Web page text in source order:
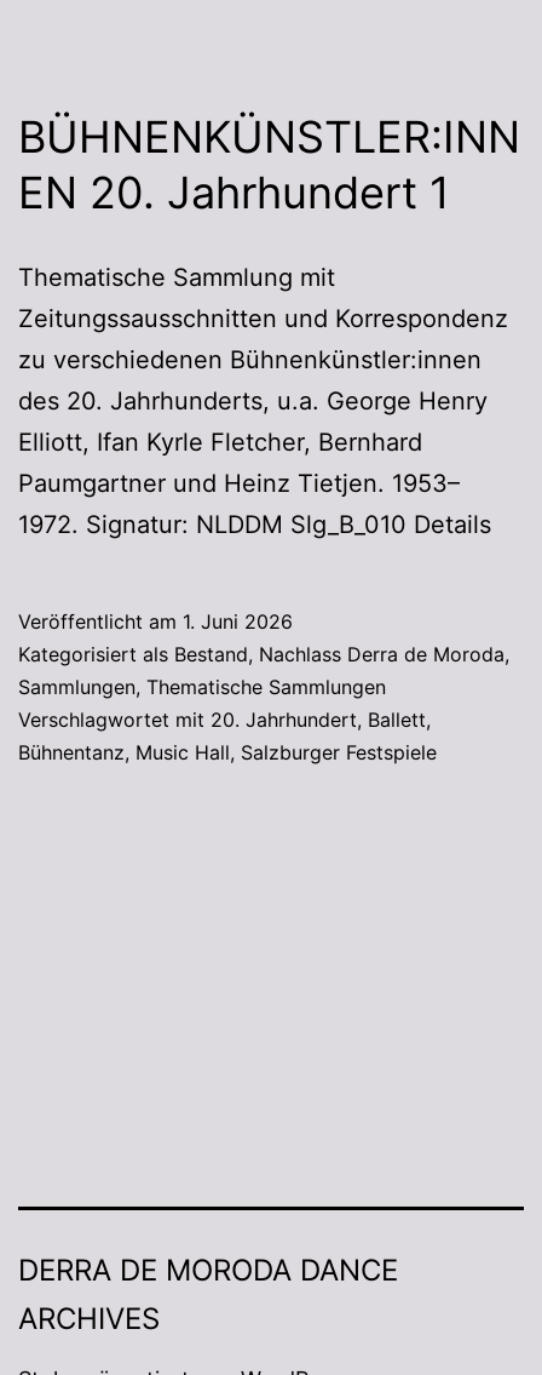
BÜHNENKÜNSTLER:INN
EN 20. Jahrhundert 1
Thematische Sammlung mit
Zeitungssausschnitten und Korrespondenz
zu verschiedenen Bühnenkünstler:innen
des 20. Jahrhunderts, u.a. George Henry
Elliott, Ifan Kyrle Fletcher, Bernhard
Paumgartner und Heinz Tietjen. 1953–
1972. Signatur: NLDDM Slg_B_010 Details
Veröffentlicht am 1. Juni 2026
Kategorisiert als Bestand, Nachlass Derra de Moroda,
Sammlungen, Thematische Sammlungen
Verschlagwortet mit 20. Jahrhundert, Ballett,
Bühnentanz, Music Hall, Salzburger Festspiele
DERRA DE MORODA DANCE
ARCHIVES